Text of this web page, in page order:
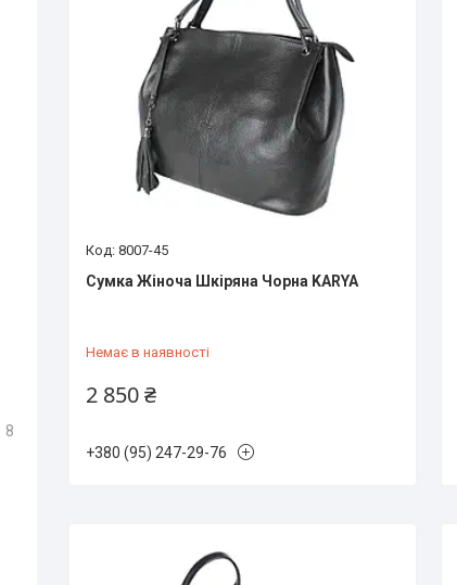
8007-45
Сумка Жіноча Шкіряна Чорна KARYA
Немає в наявності
2 850 ₴
+380 (95) 247-29-76
8